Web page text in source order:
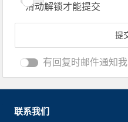
滑动解锁才能提交
有回复时邮件通知我
联系我们